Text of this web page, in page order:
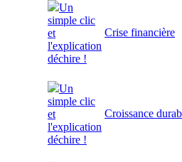
Un
simple clic
et
l'explication
déchire !
Crise financière
Un
simple clic
et
l'explication
déchire !
Croissance